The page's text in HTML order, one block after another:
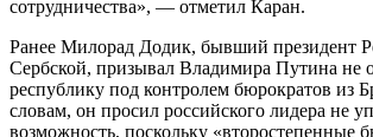
сотрудничества», — отметил Каран.
Ранее Милорад Додик, бывший президент
Сербской, призывал Владимира Путина не
республику под контролем бюрократов из
словам, он просил российского лидера не
возможность, поскольку «второстепенные